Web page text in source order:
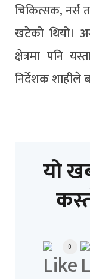
चिकित्सक, नर्स
खटेको थियो।
क्षेत्रमा पनि
निर्देशक शाहीले
यो
0